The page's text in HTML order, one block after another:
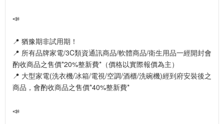
📣
📍 猶豫期非試用期！
📍 所有品牌家電/3C類資通訊商品/軟體商品/衛生用品一經開封會
酌收商品之售價*20%整新費*（價格以實際報價為主）
📍 大型家電(洗衣機/冰箱/電視/空調/酒櫃/洗碗機)經到府安裝後之
商品，會酌收商品之售價*40%整新費*
📣